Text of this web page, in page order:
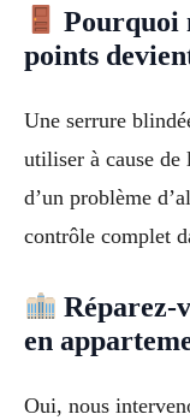
Pourquoi
points
Une serrure
utiliser à cause de
d’un problème
contrôle complet
Réparez-
en
Oui, nous